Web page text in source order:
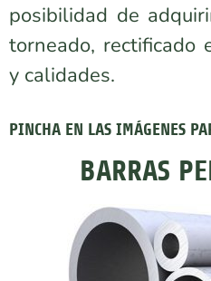
posibilidad de
torneado, rectificado
y calidades.
PINCHA EN LAS IMÁGENES
BARRAS